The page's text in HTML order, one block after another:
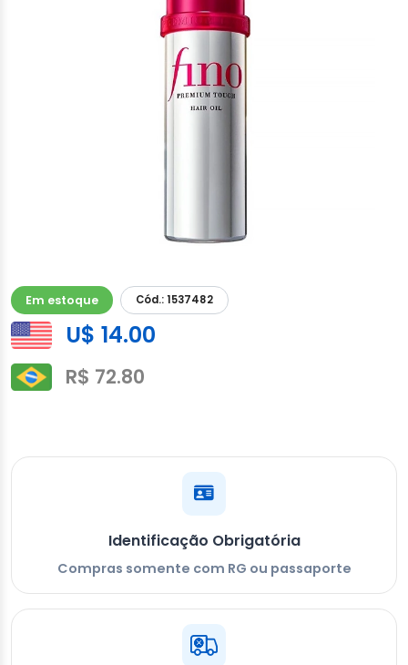
Em estoque Cód.: 1537482
U$ 14.00
R$ 72.80
Identificação Obrigatória
Compras somente com RG ou passaporte